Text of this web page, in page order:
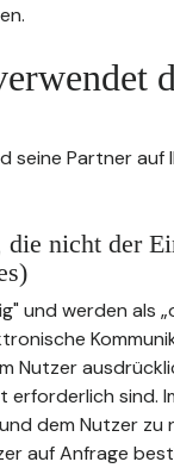
seine Partner
nicht der
und werden als
Nutzer
sind.
dem Nutzer
auf Anfrage